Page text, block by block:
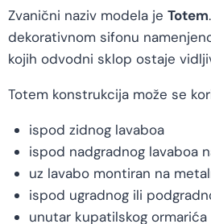
Zvanični naziv modela je Totem
dekorativnom sifonu
kojih odvodni sklop ostaje
Totem konstrukcija može se
ispod zidnog lavaboa
ispod nadgradnog lavaboa
uz lavabo montiran na
ispod ugradnog ili
unutar kupatilskog ormarića